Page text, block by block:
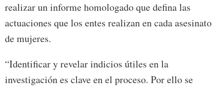
realizar un informe homologado que defina las
actuaciones que los entes realizan en cada asesinato
de mujeres.
“Identificar y revelar indicios útiles en la
investigación es clave en el proceso. Por ello se